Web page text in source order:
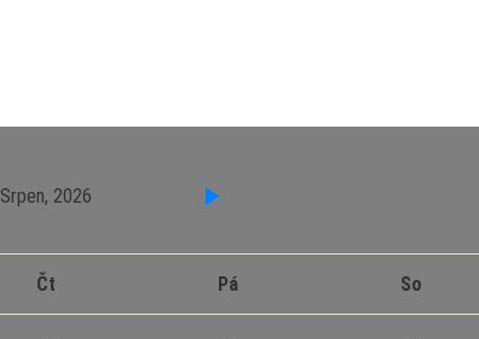
Srpen, 2026
Čt Pá So